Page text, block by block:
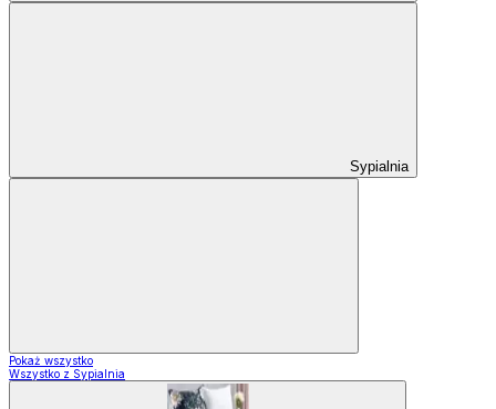
Sypialnia
Pokaż wszystko
Wszystko z Sypialnia